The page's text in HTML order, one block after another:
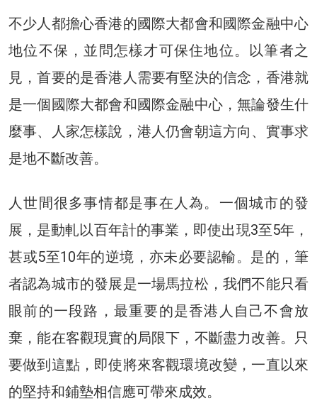
不少人都擔心香港的國際大都會和國際金融中心
地位不保，並問怎樣才可保住地位。以筆者之
見，首要的是香港人需要有堅決的信念，香港就
是一個國際大都會和國際金融中心，無論發生什
麼事、人家怎樣說，港人仍會朝這方向、實事求
是地不斷改善。
人世間很多事情都是事在人為。一個城市的發
展，是動軋以百年計的事業，即使出現3至5年，
甚或5至10年的逆境，亦未必要認輸。是的，筆
者認為城市的發展是一場馬拉松，我們不能只看
眼前的一段路，最重要的是香港人自己不會放
棄，能在客觀現實的局限下，不斷盡力改善。只
要做到這點，即使將來客觀環境改變，一直以來
的堅持和鋪墊相信應可帶來成效。